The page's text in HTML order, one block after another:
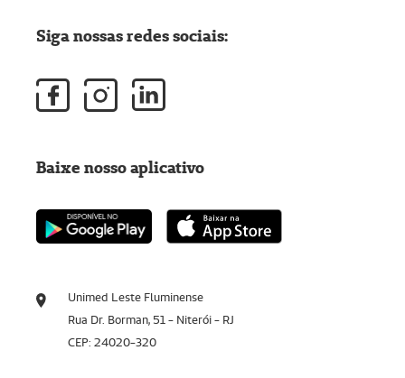
Unimed Leste Fluminense
Rua Dr. Borman, 51 - Niterói - RJ
CEP: 24020-320
Siga nossas redes sociais:
Baixe nosso aplicativo